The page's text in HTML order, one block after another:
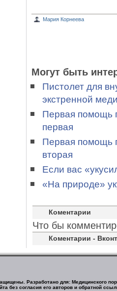
Мария Корнеева
Могут быть
Пистолет для
экстренной
Первая помощь
первая
Первая помощь
вторая
Если вас
«На природе»
Коментарии
Что бы
Коментарии -
Разработано для: Медицинского
без согласия его авторов и обратной